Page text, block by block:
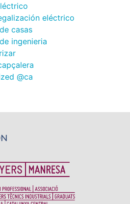
eléctrico
casas
ingenieria
@ca